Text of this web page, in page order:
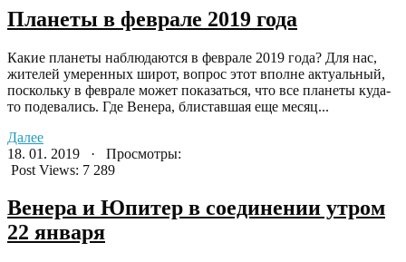
Планеты в феврале 2019 года
Какие планеты наблюдаются в феврале 2019 года? Для нас,
жителей умеренных широт, вопрос этот вполне актуальный,
поскольку в феврале может показаться, что все планеты куда-
то подевались. Где Венера, блиставшая еще месяц...
Далее
18. 01. 2019 · Просмотры:
Post Views: 7 289
Венера и Юпитер в соединении утром
22 января